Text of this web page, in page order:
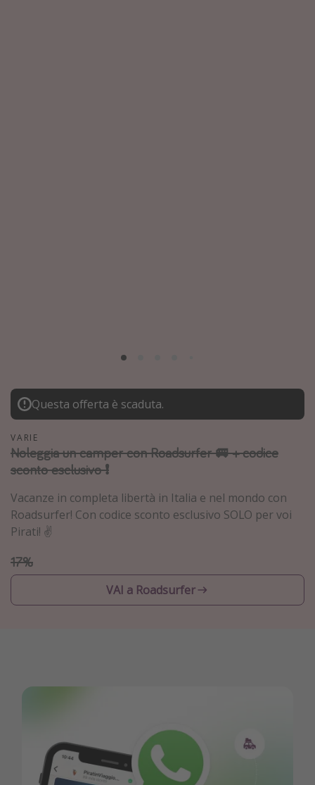
Altri argomenti
Travel magazine
Calendario di viaggio
Festività del 2026
Città più visitate
Questa offerta è scaduta.
VARIE
Noleggia un camper con Roadsurfer 🚐 + codice
sconto esclusivo ❗️
Vacanze in completa libertà in Italia e nel mondo con
Roadsurfer! Con codice sconto esclusivo SOLO per voi
Pirati! ✌️
17%
VAI a Roadsurfer